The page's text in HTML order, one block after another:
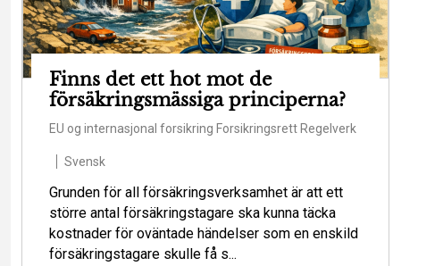
Finns det ett hot mot de
försäkringsmässiga principerna?
EU og internasjonal forsikring Forsikringsrett Regelverk
Svensk
Grunden för all försäkringsverksamhet är att ett
större antal försäkringstagare ska kunna täcka
kostnader för oväntade händelser som en enskild
försäkringstagare skulle få s...